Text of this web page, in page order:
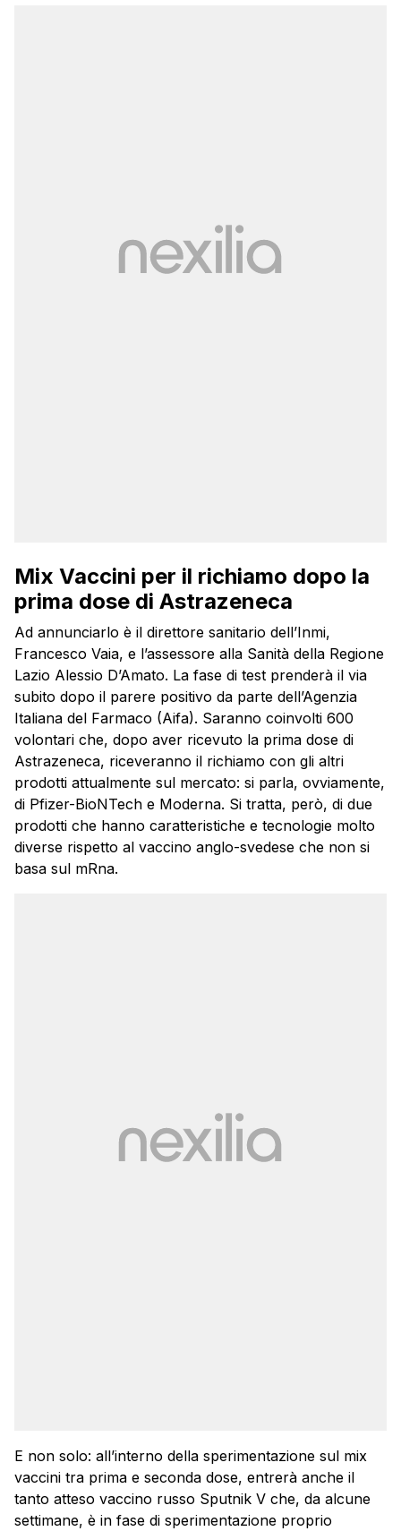
Mix Vaccini per il richiamo dopo la
prima dose di Astrazeneca
Ad annunciarlo è il direttore sanitario dell’Inmi,
Francesco Vaia, e l’assessore alla Sanità della Regione
Lazio Alessio D’Amato. La fase di test prenderà il via
subito dopo il parere positivo da parte dell’Agenzia
Italiana del Farmaco (Aifa). Saranno coinvolti 600
volontari che, dopo aver ricevuto la prima dose di
Astrazeneca, riceveranno il richiamo con gli altri
prodotti attualmente sul mercato: si parla, ovviamente,
di Pfizer-BioNTech e Moderna. Si tratta, però, di due
prodotti che hanno caratteristiche e tecnologie molto
diverse rispetto al vaccino anglo-svedese che non si
basa sul mRna.
E non solo: all’interno della sperimentazione sul mix
vaccini tra prima e seconda dose, entrerà anche il
tanto atteso vaccino russo Sputnik V che, da alcune
settimane, è in fase di sperimentazione proprio